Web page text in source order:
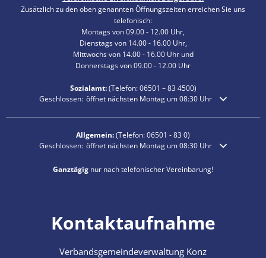
Zusätzlich zu den oben genannten Öffnungszeiten erreichen Sie uns
telefonisch:
Montags von 09.00 - 12.00 Uhr,
Dienstags von 14.00 - 16.00 Uhr,
Mittwochs von 14.00 - 16.00 Uhr und
Donnerstags von 09.00 - 12.00 Uhr
Sozialamt:(Telefon:06501 – 834500)
Klicken, um weitere Öffnungs- oder Schließzeiten auszublenden
Geschlossen: öffnet nächsten Montag um 08:30 Uhr
Allgemein:(Telefon:06501 - 83 0)
Klicken, um weitere Öffnungs- oder Schließzeiten auszublenden
Geschlossen: öffnet nächsten Montag um 08:30 Uhr
Ganztägig nur nach telefonischer Vereinbarung!
Kontaktaufnahme
Verbandsgemeindeverwaltung Konz